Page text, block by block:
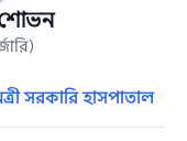
সরকারি হাসপাতাল